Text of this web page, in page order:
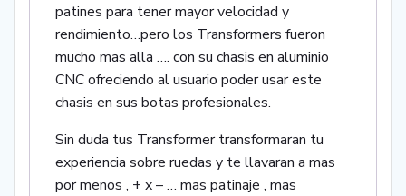
patines para tener mayor velocidad y
rendimiento…pero los Transformers fueron
mucho mas alla …. con su chasis en aluminio
CNC ofreciendo al usuario poder usar este
chasis en sus botas profesionales.
Sin duda tus Transformer transformaran tu
experiencia sobre ruedas y te llavaran a mas
por menos , + x – … mas patinaje , mas